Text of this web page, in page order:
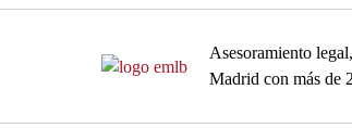
Asesoramiento
Madrid con más de